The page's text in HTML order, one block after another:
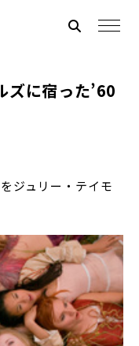
ズに宿った’60
ジュリー・テイモ